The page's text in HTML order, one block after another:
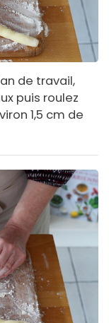
de travail,
puis roulez
1,5 cm de